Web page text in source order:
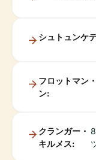
シュトュンケ
フロットマン
ン:
クランガー・
キルメス: